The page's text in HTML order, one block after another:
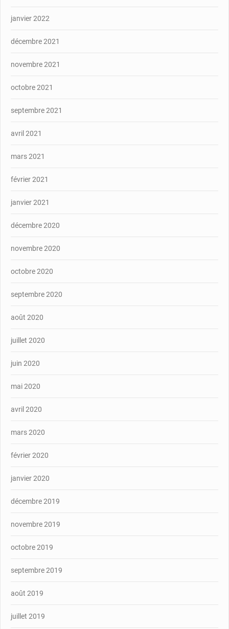
janvier 2022
décembre 2021
novembre 2021
octobre 2021
septembre 2021
avril 2021
mars 2021
février 2021
janvier 2021
décembre 2020
novembre 2020
octobre 2020
septembre 2020
août 2020
juillet 2020
juin 2020
mai 2020
avril 2020
mars 2020
février 2020
janvier 2020
décembre 2019
novembre 2019
octobre 2019
septembre 2019
août 2019
juillet 2019